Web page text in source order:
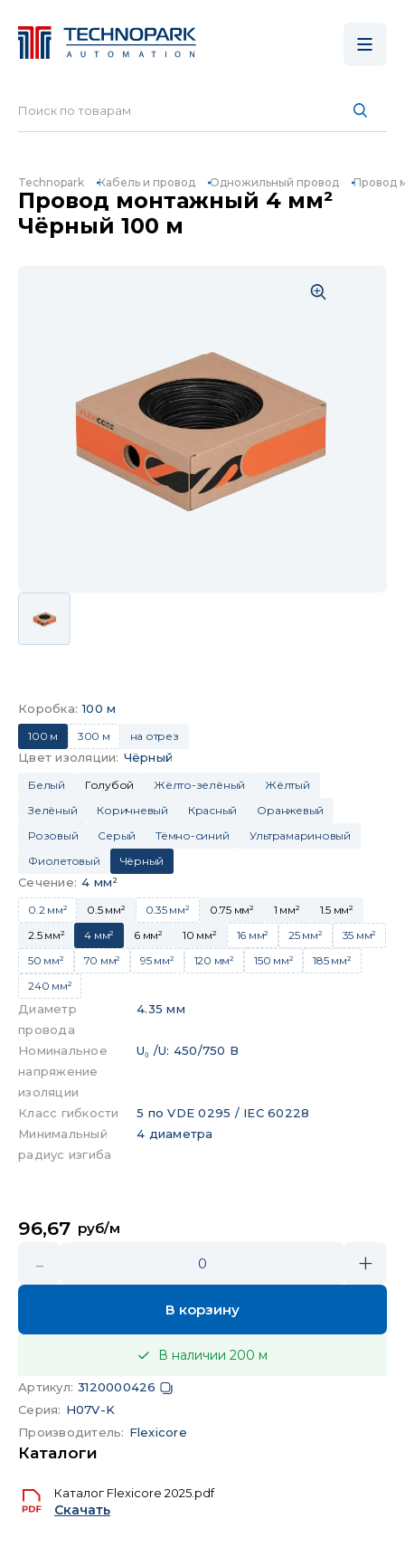
Technopark Кабель и провод Одножильный провод Провод
Провод монтажный 4 мм²
Чёрный 100 м
Коробка: 100 м
100 м 300 м на отрез
Цвет изоляции: Чёрный
Белый Голубой Жёлто-зелёный
Жёлтый
Зелёный
Коричневый Красный
Оранжевый
Розовый
Серый Тёмно-синий
Ультрамариновый
Фиолетовый
Чёрный
Сечение: 4 мм²
0.2 мм² 0.5 мм² 0.35 мм² 0.75 мм² 1 мм²
1.5 мм²
2.5 мм²
4 мм² 6 мм² 10 мм² 16 мм² 25 мм²
35 мм²
50 мм²
70 мм² 95 мм² 120 мм² 150 мм²
185 мм²
240 мм²
Диаметр
провода
4.35 мм
Номинальное
напряжение
изоляции
U₀ /U: 450/750 В
Класс гибкости
5 по VDE 0295 / IEC 60228
Минимальный
радиус изгиба
4 диаметра
96,67 руб/м
- 0 +
В корзину
В наличии 200 м
Артикул: 3120000426
Серия: H07V-K
Производитель: Flexicore
Каталоги
Каталог Flexicore 2025.pdf
Скачать